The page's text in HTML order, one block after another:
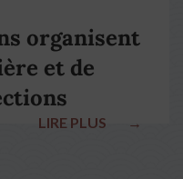
organisent
et de
LIRE PLUS →